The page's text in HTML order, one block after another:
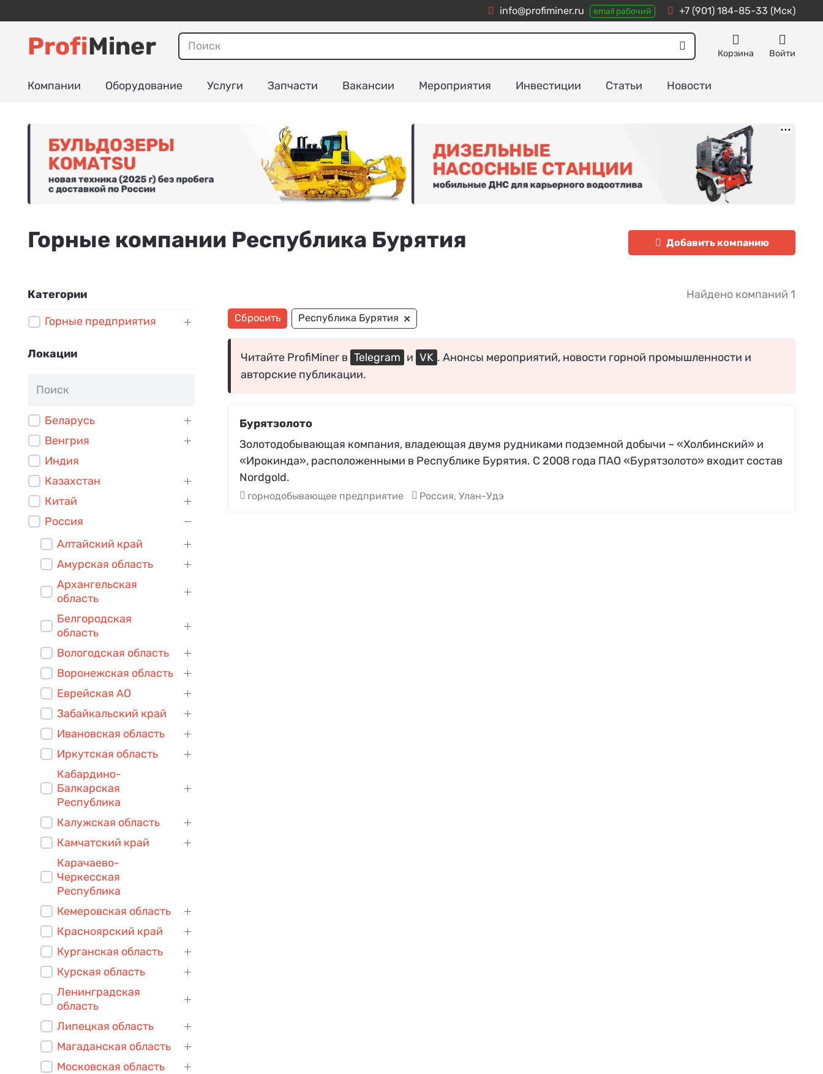
info@profiminer.ru email рабочий +7 (901) 184-85-33 (Мск)
ProfiMiner Корзина Войти
Компании Оборудование Услуги Запчасти Вакансии Мероприятия Инвестиции Статьи Новости
Горные компании Республика Бурятия Добавить компанию
Категории
Горные предприятия
Локации
Беларусь
Венгрия
Индия
Казахстан
Китай
Россия
Алтайский край
Амурская область
Архангельская
область
Белгородская
область
Вологодская область
Воронежская область
Еврейская АО
Забайкальский край
Ивановская область
Иркутская область
Кабардино-
Балкарская
Республика
Калужская область
Камчатский край
Карачаево-
Черкесская
Республика
Кемеровская область
Красноярский край
Курганская область
Курская область
Ленинградская
область
Липецкая область
Магаданская область
Московская область
Найдено компаний 1
Сбросить Республика Бурятия ×
Читайте ProfiMiner в Telegram и VK . Анонсы мероприятий, новости горной промышленности и
авторские публикации.
Бурятзолото
Золотодобывающая компания, владеющая двумя рудниками подземной добычи – «Холбинский» и
«Ирокинда», расположенными в Республике Бурятия. С 2008 года ПАО «Бурятзолото» входит состав
Nordgold.
горнодобывающее предприятие Россия, Улан-Удэ